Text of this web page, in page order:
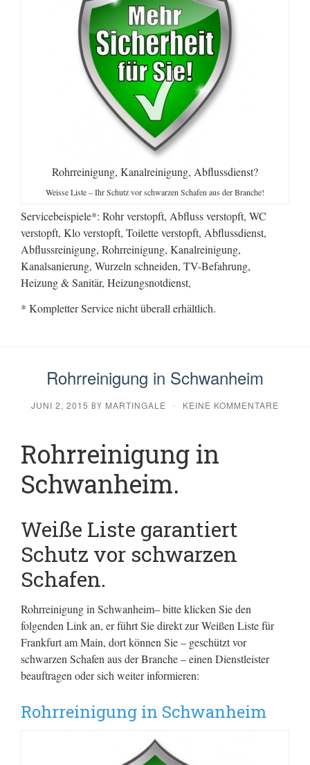
Rohrreinigung, Kanalreinigung, Abflussdienst?
Weisse Liste – Ihr Schutz vor schwarzen Schafen aus der Branche!
Servicebeispiele*: Rohr verstopft, Abfluss verstopft, WC
verstopft, Klo verstopft, Toilette verstopft, Abflussdienst,
Abflussreinigung, Rohrreinigung, Kanalreinigung,
Kanalsanierung, Wurzeln schneiden, TV-Befahrung,
Heizung & Sanitär, Heizungsnotdienst,
* Kompletter Service nicht überall erhältlich.
Rohrreinigung in Schwanheim
JUNI 2, 2015 BY MARTINGALE · KEINE KOMMENTARE
Rohrreinigung in
Schwanheim.
Weiße Liste garantiert
Schutz vor schwarzen
Schafen.
Rohrreinigung in Schwanheim– bitte klicken Sie den
folgenden Link an, er führt Sie direkt zur Weißen Liste für
Frankfurt am Main, dort können Sie – geschützt vor
schwarzen Schafen aus der Branche – einen Dienstleister
beauftragen oder sich weiter informieren:
Rohrreinigung in Schwanheim